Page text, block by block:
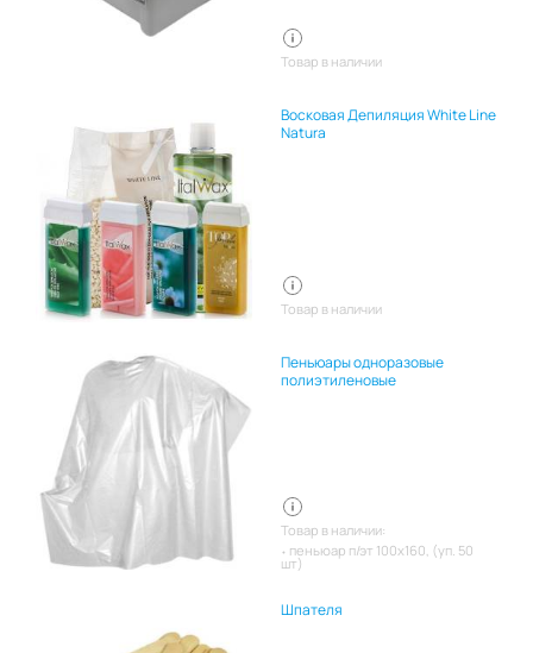
Товар в наличии
Восковая Депиляция White Line
Natura
Товар в наличии
Пеньюары одноразовые
полиэтиленовые
Товар в наличии:
пеньюар п/эт 100х160, (уп. 50
шт)
Шпателя